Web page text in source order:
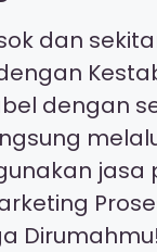
dan
dengan
Dirumahmu!